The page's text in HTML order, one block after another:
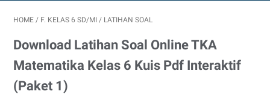
HOME / F. KELAS 6 SD/MI / LATIHAN SOAL
Download Latihan Soal Online TKA
Matematika Kelas 6 Kuis Pdf Interaktif
(Paket 1)